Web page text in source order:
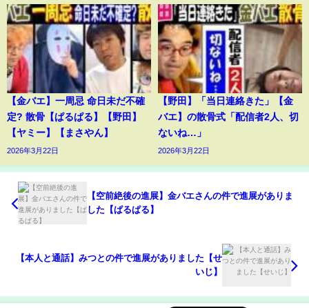
【金バエ】一周忌 命日未だ不確
定? 散骨【ぱるぱる】【野田】
【ヤミー】【まさやん】
2026年3月22日
【野田】「当日連絡きた」【金
バエ】の散骨式「配信者2人、切
ないね…」
2026年3月22日
【空前絶後の進展】金バエさんの件で進展がありま
した【ぱるぱる】
【本人と通話】みつとの件で進展がありました【せ
いじ】